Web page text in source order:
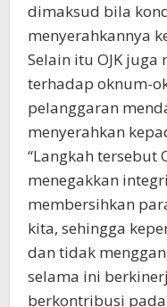
dimaksud bila
menyerahkannya
Selain itu OJK
terhadap oknum-
pelanggaran
menyerahkan
“Langkah tersebut
menegakkan
membersihkan
kita, sehingga
dan tidak
selama ini
berkontribusi